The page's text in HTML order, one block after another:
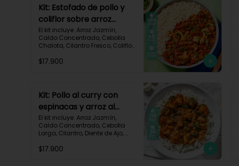
Grasas 22g | Proteínas 37g
Kit: Estofado de pollo y
coliflor sobre arroz
jazmín-106
El kit incluye: Arroz Jazmín,
Caldo Concentrado, Cebolla
Chalota, Cilantro Fresco, Coliflor
Pechuga de Pollo (foto 160g/p),
Carbohidratos 79g | Grasas 21g
| Proteínas 42g
$17.900
Kit: Pollo al curry con
espinacas y arroz al
cilantro-93
El kit incluye: Arroz Jazmín,
Caldo Concentrado, Cebolla
Larga, Cilantro, Diente de Ajo,
Tomate, Pechuga (foto 160g/p),
$17.900